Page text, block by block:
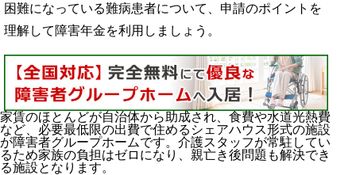
困難になっている難病患者について、申請のポイントを
理解して障害年金を利用しましょう。
家賃のほとんどが自治体から助成され、食費や水道光熱費
など、必要最低限の出費で住めるシェアハウス形式の施設
が障害者グループホームです。介護スタッフが常駐してい
るため家族の負担はゼロになり、親亡き後問題も解決でき
る施設となります。